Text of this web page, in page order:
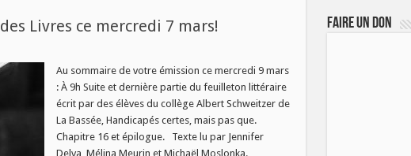
Livres ce mercredi 7 mars!
Au sommaire de votre émission ce mercredi 9 mars
: À 9h Suite et dernière partie du feuilleton littéraire
écrit par des élèves du collège Albert Schweitzer de
La Bassée, Handicapés certes, mais pas que.
Chapitre 16 et épilogue. Texte lu par Jennifer
Delva, Mélina Meurin et Michaël Moslonka.
FAIRE UN DON